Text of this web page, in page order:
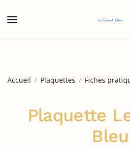
Accueil Plaquettes Fiches
Plaquette
Bleu